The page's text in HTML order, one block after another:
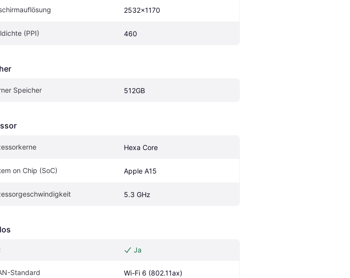
2532x1170
(PPI) 460
Speicher 512GB
Hexa Core
on Chip (SoC) Apple A15
5.3 GHz
Ja
Standard Wi-Fi 6 (802.11ax)